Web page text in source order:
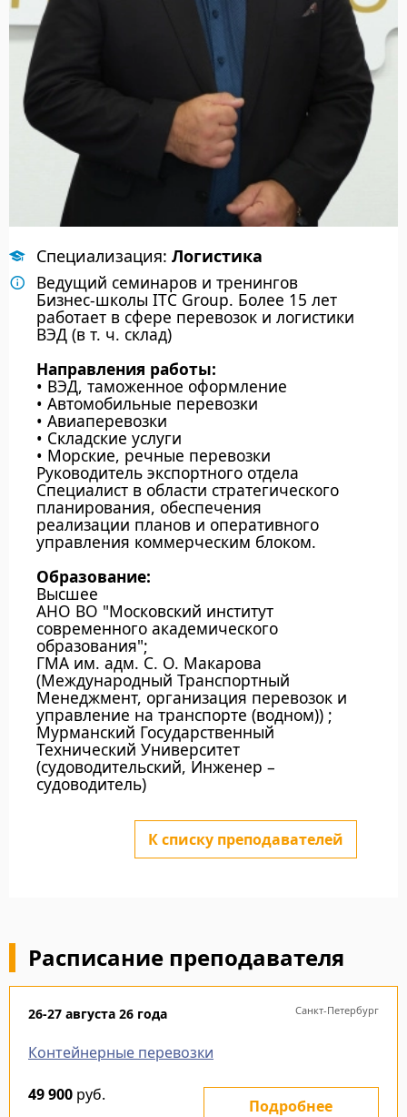
Специализация: Логистика
Ведущий семинаров и тренингов
Бизнес-школы ITC Group. Более 15 лет
работает в сфере перевозок и логистики
ВЭД (в т. ч. склад)
Направления работы:
• ВЭД, таможенное оформление
• Автомобильные перевозки
• Авиаперевозки
• Складские услуги
• Морские, речные перевозки
Руководитель экспортного отдела
Специалист в области стратегического
планирования, обеспечения
реализации планов и оперативного
управления коммерческим блоком.
Образование:
Высшее
АНО ВО "Московский институт
современного академического
образования";
ГМА им. адм. С. О. Макарова
(Международный Транспортный
Менеджмент, организация перевозок и
управление на транспорте (водном)) ;
Мурманский Государственный
Технический Университет
(судоводительский, Инженер –
судоводитель)
К списку преподавателей
Расписание преподавателя
26-27 августа 26 года Санкт-Петербург
Контейнерные перевозки
49 900 руб.
Подробнее